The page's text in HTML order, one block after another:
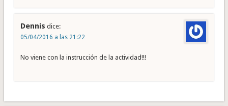
Dennis dice:
05/04/2016 a las 21:22
No viene con la instrucción de la actividad!!!